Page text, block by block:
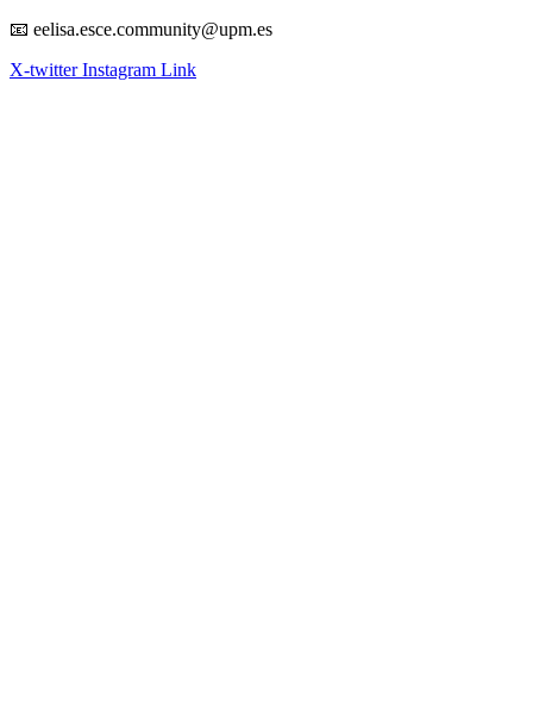
📧 eelisa.esce.community@upm.es
X-twitter Instagram Link